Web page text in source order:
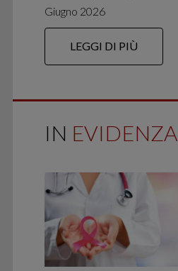
Giugno 2026
LEGGI DI PIÙ
IN EVIDENZA